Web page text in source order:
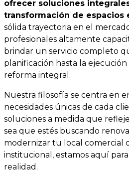
ofrecer soluciones
transformación de espacios
sólida trayectoria en el
profesionales altamente
brindar un servicio completo
planificación hasta la
reforma integral.
Nuestra filosofía se centra en
necesidades únicas de cada
soluciones a medida que
sea que estés buscando
modernizar tu local comercial
institucional, estamos aquí
realidad.